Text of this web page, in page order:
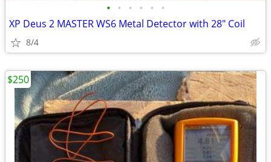
• • • • • •
XP Deus 2 MASTER WS6 Metal Detector with 28" Coil
8/4
$250